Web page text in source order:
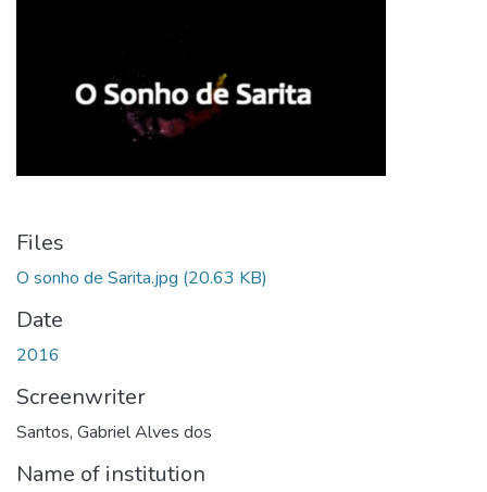
Files
O sonho de Sarita.jpg (20.63 KB)
Date
2016
Screenwriter
Santos, Gabriel Alves dos
Name of institution